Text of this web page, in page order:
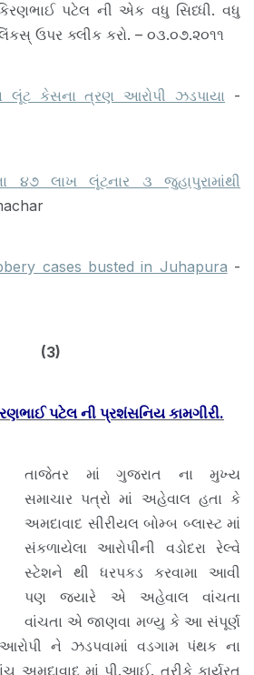
પટેલ ની એક વધુ સિધ્ધી. વધુ
ઉપર ક્લીક કરો. – ૦૩.૦૭.૨૦૧૧
લૂંટ કેસના ત્રણ આરોપી ઝડપાયા -
૪૭ લાખ લૂંટનાર ૩ જુહાપુરામાંથી
cases busted in Juhapura -
(3)
પટેલ ની પ્રશંસનિય કામગીરી.
તાજેતર માં ગુજરાત ના મુખ્ય
સમાચાર પત્રો માં અહેવાલ હતા કે
અમદાવાદ સીરીયલ બોમ્બ બ્લાસ્ટ માં
સંકળાયેલા આરોપીની વડોદરા રેલ્વે
સ્ટેશને થી ધરપકડ કરવામા આવી
પણ જ્યારે એ અહેવાલ વાંચતા
વાંચતા એ જાણવા મળ્યુ કે આ સંપૂર્ણ
ને ઝડપવામાં વડગામ પંથક ના
અમદાવાદ માં પી.આઈ. તરીકે કાર્યરત